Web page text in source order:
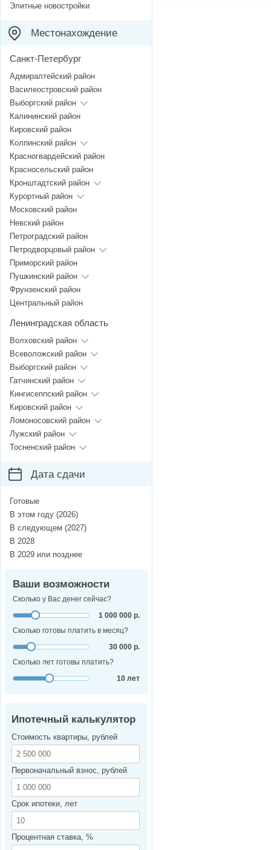
Элитные новостройки
Местонахождение
Санкт-Петербург
Адмиралтейский район
Василеостровский район
Выборгский район
Калининский район
Кировский район
Колпинский район
Красногвардейский район
Красносельский район
Кронштадтский район
Курортный район
Московский район
Невский район
Петроградский район
Петродворцовый район
Приморский район
Пушкинский район
Фрунзенский район
Центральный район
Ленинградская область
Волховский район
Всеволожский район
Выборгский район
Гатчинский район
Кингисеппский район
Кировский район
Ломоносовский район
Лужский район
Тосненский район
Дата сдачи
Готовые
В этом году (2026)
В следующем (2027)
В 2028
В 2029 или позднее
Ваши возможности
Сколько у Вас денег сейчас?
1 000 000 р.
Сколько готовы платить в месяц?
30 000 р.
Сколько лет готовы платить?
10 лет
Ипотечный калькулятор
Стоимость квартиры, рублей
Первоначальный взнос, рублей
Срок ипотеки, лет
Процентная ставка, %